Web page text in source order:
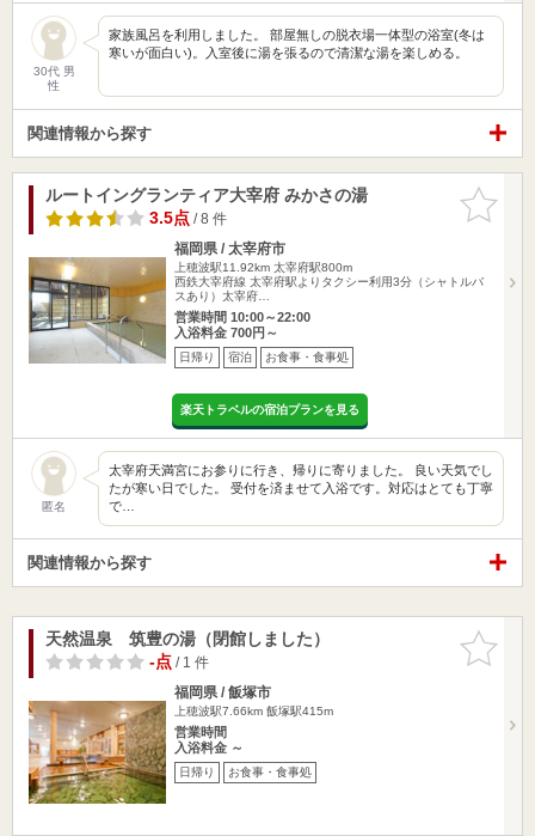
30代 男
性
家族風呂を利用しました。 部屋無しの脱衣場一体型の浴室(冬は
寒いが面白い)。入室後に湯を張るので清潔な湯を楽しめる。
関連情報から探す
お気に入
りに追加
ルートイングランティア大宰府 みかさの湯
3.5点/ 8 件
福岡県 / 太宰府市
上穂波駅11.92km 太宰府駅800m
西鉄大宰府線 太宰府駅よりタクシー利用3分（シャトルバ
スあり）太宰府…
営業時間 10:00～22:00
入浴料金 700円～
日帰り 宿泊 お食事・食事処
楽天トラベルの宿泊プランを見る
匿名
太宰府天満宮にお参りに行き、帰りに寄りました。 良い天気でし
たが寒い日でした。 受付を済ませて入浴です。対応はとても丁寧
で…
関連情報から探す
お気に入
りに追加
天然温泉 筑豊の湯（閉館しました）
-点/ 1 件
福岡県 / 飯塚市
上穂波駅7.66km 飯塚駅415m
営業時間
入浴料金 ～
日帰り お食事・食事処